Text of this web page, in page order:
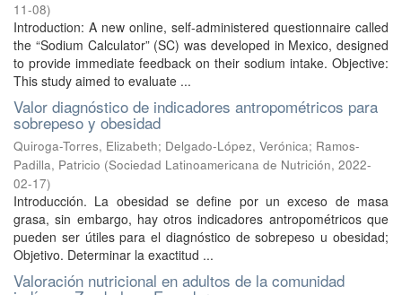
11-08)
Introduction: A new online, self-administered questionnaire called
the “Sodium Calculator” (SC) was developed in Mexico, designed
to provide immediate feedback on their sodium intake. Objective:
This study aimed to evaluate ...
Valor diagnóstico de indicadores antropométricos para
sobrepeso y obesidad
Quiroga-Torres, Elizabeth; Delgado-López, Verónica; Ramos-
Padilla, Patricio (Sociedad Latinoamericana de Nutrición, 2022-
02-17)
Introducción. La obesidad se define por un exceso de masa
grasa, sin embargo, hay otros indicadores antropométricos que
pueden ser útiles para el diagnóstico de sobrepeso u obesidad;
Objetivo. Determinar la exactitud ...
Valoración nutricional en adultos de la comunidad